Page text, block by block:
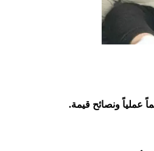
عملياً ونصائح قيمة.